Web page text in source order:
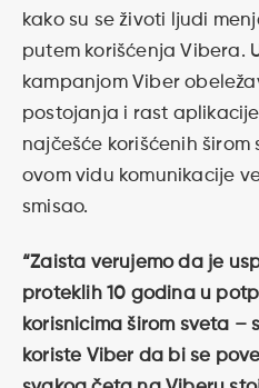
kako su se životi ljudi
putem korišćenja Vibera.
kampanjom Viber
postojanja i rast
najčešće korišćenih
ovom vidu komunikacije
smisao.
“Zaista verujemo da je
proteklih 10 godina u
korisnicima širom sveta –
koriste Viber da bi se